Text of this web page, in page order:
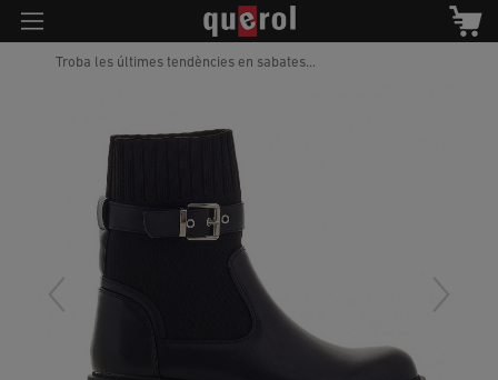
Troba les últimes tendències en sabates...